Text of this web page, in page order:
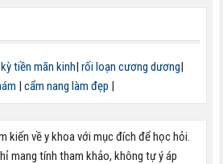
tiền mãn kinh rối loạn cương dương
cẩm nang làm đẹp
kiến về y khoa với mục đích để học hỏi.
mang tính tham khảo, không tự ý áp